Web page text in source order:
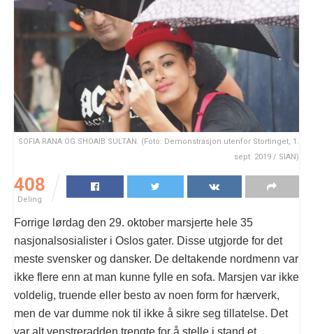
SOFIA RANA OG SHOAIB SULTAN. (Foto: Demonstrasjon utenfor Stortinget, 1.
sept. 2019 / SIAN)
408
Deling
Forrige lørdag den 29. oktober marsjerte hele 35
nasjonalsosialister i Oslos gater. Disse utgjorde for det
meste svensker og dansker. De deltakende nordmenn var
ikke flere enn at man kunne fylle en sofa. Marsjen var ikke
voldelig, truende eller besto av noen form for hærverk,
men de var dumme nok til ikke å sikre seg tillatelse. Det
var alt venstreradden trengte for å stelle i stand et